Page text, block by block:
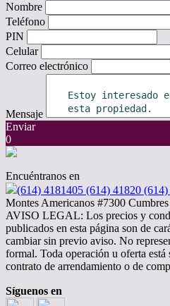
Nombre
Teléfono
PIN
Celular
Correo electrónico
Mensaje
Enviar
0
Encuéntranos en
(614) 4181405 (614) 41820
Montes Americanos #7300
AVISO LEGAL: Los precios y
publicados en esta página son de
cambiar sin previo aviso. No
formal. Toda operación u oferta está
contrato de arrendamiento o de
Síguenos en